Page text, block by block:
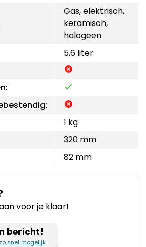
Gas, elektrisch,
keramisch,
halogeen
5,6 liter
1 kg
320 mm
82 mm
voor je klaar!
bericht!
snel mogelijk